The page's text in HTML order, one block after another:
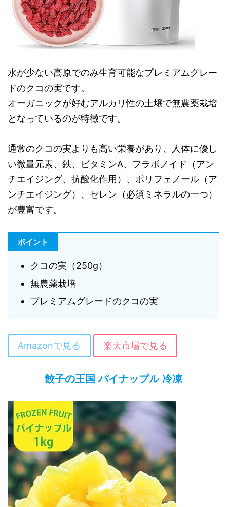
水が少ない高原でのみ生育可能なプレミアムグレー
ドのクコの実です。
オーガニックが好むアルカリ性の土壌で無農薬栽培
となっているのが特徴です。
通常のクコの実よりも高い栄養があり、人体に優し
い微量元素、鉄、ビタミンA、フラボノイド（アン
チエイジング、抗酸化作用）、ポリフェノール（ア
ンチエイジング）、セレン（必須ミネラルの一つ）
が豊富です。
ポイント
クコの実（250g）
無農薬栽培
プレミアムグレードのクコの実
Amazonで見る 楽天市場で見る
餃子の王国 パイナップル 冷凍